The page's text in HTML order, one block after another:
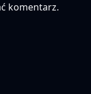
komentarz.